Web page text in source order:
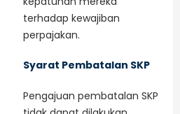
terhadap kewajiban
perpajakan.
Syarat Pembatalan SKP
Pengajuan pembatalan SKP